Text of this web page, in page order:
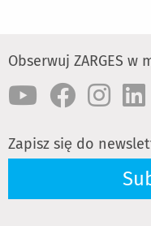
Obserwuj ZARGES
Zapisz się do